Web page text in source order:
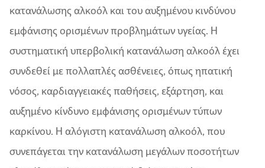
κατανάλωσης αλκοόλ και του αυξημένου κινδύνου
εμφάνισης ορισμένων προβλημάτων υγείας. Η
συστηματική υπερβολική κατανάλωση αλκοόλ έχει
συνδεθεί με πολλαπλές ασθένειες, όπως ηπατική
νόσος, καρδιαγγειακές παθήσεις, εξάρτηση, και
αυξημένο κίνδυνο εμφάνισης ορισμένων τύπων
καρκίνου. Η αλόγιστη κατανάλωση αλκοόλ, που
συνεπάγεται την κατανάλωση μεγάλων ποσοτήτων